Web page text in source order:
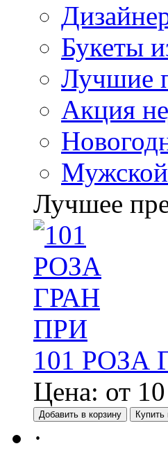
Букеты
Лучшие
Акция
Мужской
Лучшее
101 РОЗА
Цена: от
Добавить в корзину Купить
·